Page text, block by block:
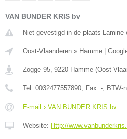
VAN BUNDER KRIS bv
Niet gevestigd in de plaats Lamine
Oost-Vlaanderen » Hamme
Zogge 95, 9220 Hamme (Oost-
Tel: 0032477557890, Fax: -, BTW-
E-mail › VAN BUNDER KRIS bv
Website: Http://